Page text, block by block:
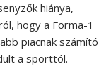
hiánya,
hogy a Forma-1
piacnak számító
a sporttól.